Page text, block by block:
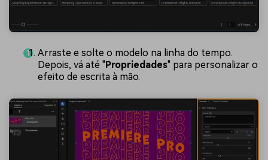
Arraste e solte o modelo na linha do tempo.
Depois, vá até " Propriedades" para personalizar o
efeito de escrita à mão.